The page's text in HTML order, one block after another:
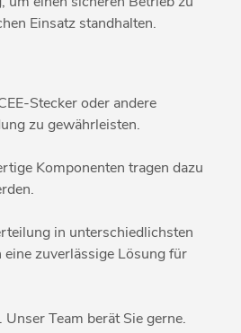
Einsatz standhalten.
Stecker oder andere
zu gewährleisten.
Komponenten tragen dazu
in unterschiedlichsten
zuverlässige Lösung für
Team berät Sie gerne.